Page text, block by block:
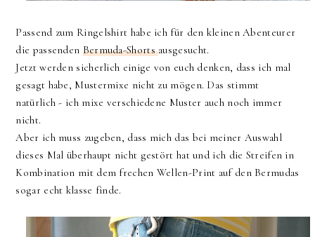
Passend zum Ringelshirt habe ich für den kleinen Abenteurer
die passenden Bermuda-Shortsausgesucht.
Jetzt werden sicherlich einige von euch denken, dass ich mal
gesagt habe, Mustermixe nicht zu mögen. Das stimmt
natürlich - ich mixe verschiedene Muster auch noch immer
nicht.
Aber ich muss zugeben, dass mich das bei meiner Auswahl
dieses Mal überhaupt nicht gestört hat und ich die Streifen in
Kombination mit dem frechen Wellen-Print auf den Bermudas
sogar echt klasse finde.